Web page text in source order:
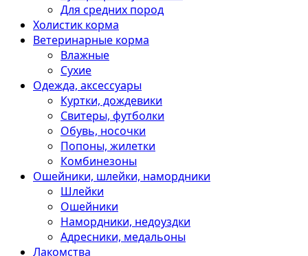
Для средних пород
Холистик корма
Ветеринарные корма
Влажные
Сухие
Одежда, аксессуары
Куртки, дождевики
Свитеры, футболки
Обувь, носочки
Попоны, жилетки
Комбинезоны
Ошейники, шлейки, намордники
Шлейки
Ошейники
Намордники, недоуздки
Адресники, медальоны
Лакомства